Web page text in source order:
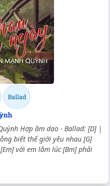
Ballad
Hợp âm dạo - Ballad: [D] |
biết thế giới yêu nhau [G]
với em lắm lúc [Bm] phải